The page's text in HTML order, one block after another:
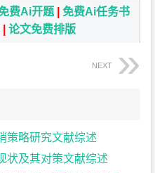
费Ai开题 |免费Ai任务书
|论文免费排版
NEXT
策略研究文献综述
状及其对策文献综述